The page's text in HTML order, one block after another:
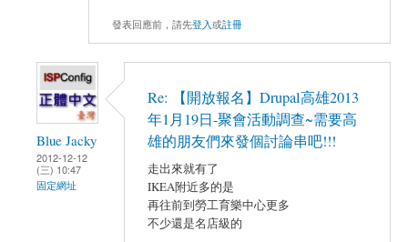
發表回應前，請先登入或註冊
Blue Jacky
2012-12-12
(三) 10:47
固定網址
Re: 【開放報名】Drupal高雄2013
年1月19日-聚會活動調查~需要高
雄的朋友們來發個討論串吧!!!
走出來就有了
IKEA附近多的是
再往前到勞工育樂中心更多
不少還是名店級的